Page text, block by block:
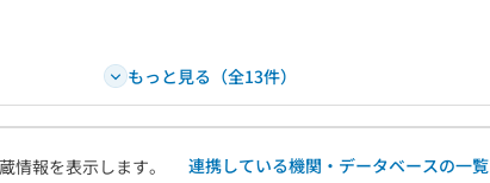
もっと見る（全13件）
情報を表示します。
連携している機関・データベースの一覧